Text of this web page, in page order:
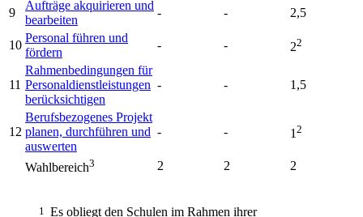
9
Aufträge akquirieren und
bearbeiten
- - 2,5
10
Personal führen und
fördern
- - 22
11
Rahmenbedingungen für
Personaldienstleistungen
berücksichtigen
- - 1,5
12
Berufsbezogenes Projekt
planen, durchführen und
auswerten
- - 1 2
Wahlbereich3 2 2 2
1 Es obliegt den Schulen im Rahmen ihrer